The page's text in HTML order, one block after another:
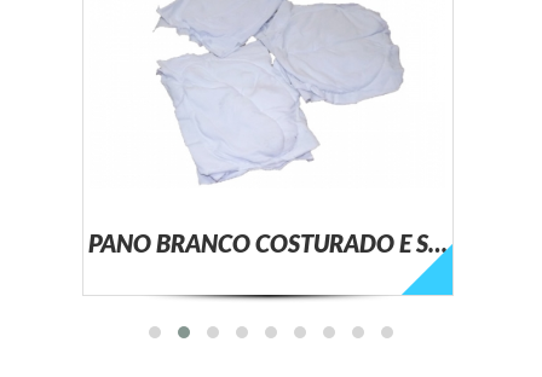
PANO BRANCO COSTURADO E SEM COSTURA